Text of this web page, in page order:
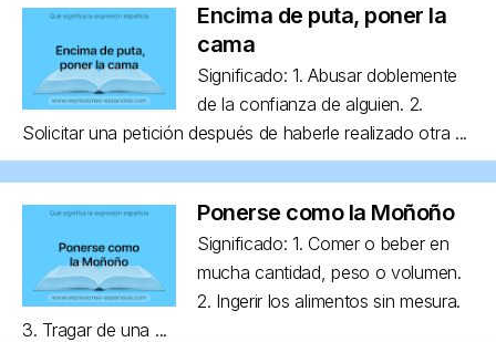
Encima de puta, poner la
cama
Significado: 1. Abusar doblemente
de la confianza de alguien. 2.
Solicitar una petición después de haberle realizado otra ...
Ponerse como la Moñoño
Significado: 1. Comer o beber en
mucha cantidad, peso o volumen.
2. Ingerir los alimentos sin mesura.
3. Tragar de una ...